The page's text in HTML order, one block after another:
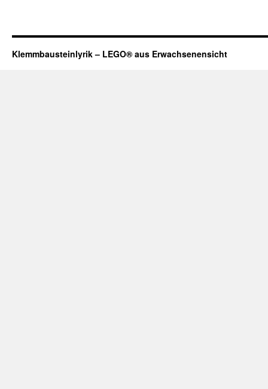
Klemmbausteinlyrik – LEGO® aus Erwachsenensicht